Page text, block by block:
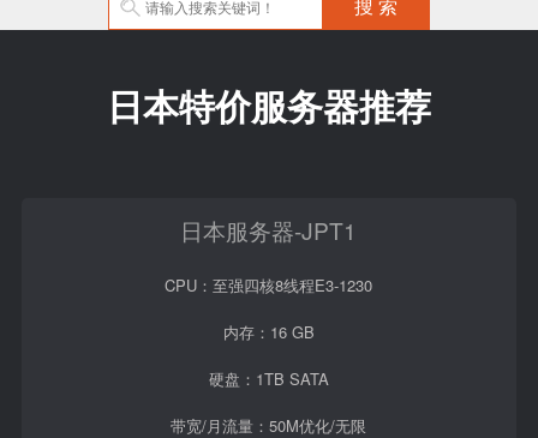
日本特价服务器推荐
日本服务器-JPT1
CPU：至强四核8线程E3-1230
内存：16 GB
硬盘：1TB SATA
带宽/月流量：50M优化/无限